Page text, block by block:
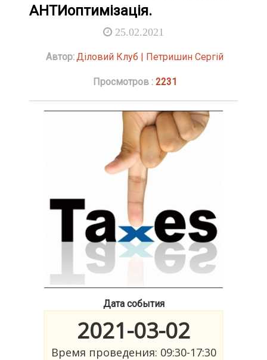
АНТИоптимізація.
25.02.2021
Автор:Діловий Клуб | Петришин Сергій
Просмотров : 2231
Дата события
2021-03-02
Время проведения: 09:30-17:30